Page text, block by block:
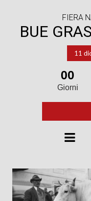
FIERA
BUE
11
00
Giorni